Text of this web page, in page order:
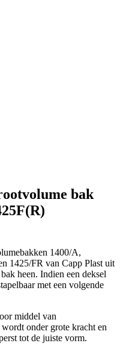
bak
1400/A,
1425/FR van Capp Plast uit
heen. Indien een deksel
met een volgende
middel van
onder grote kracht en
tot de juiste vorm.